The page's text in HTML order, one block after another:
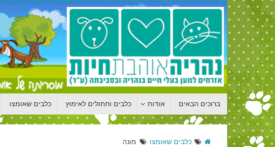
ברוכים הבאים אודות כלבים וחתולים לאימוץ כלבים שאומצו
כלבים שאומצו מונה